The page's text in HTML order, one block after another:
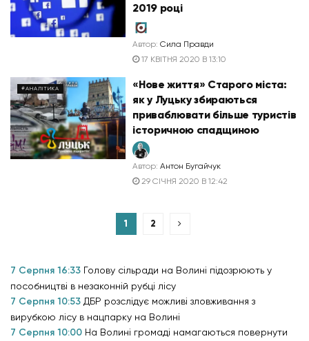
2019 році
Автор: Сила Правди
17 КВІТНЯ 2020 В 13:10
#АНАЛІТИКА
«Нове життя» Старого міста:
як у Луцьку збираються
приваблювати більше туристів
історичною спадщиною
Автор: Антон Бугайчук
29 СІЧНЯ 2020 В 12:42
1 2
7 Серпня 16:33 Голову сільради на Волині підозрюють у
пособництві в незаконній рубці лісу
7 Серпня 10:53 ДБР розслідує можливі зловживання з
вирубкою лісу в нацпарку на Волині
7 Серпня 10:00 На Волині громаді намагаються повернути